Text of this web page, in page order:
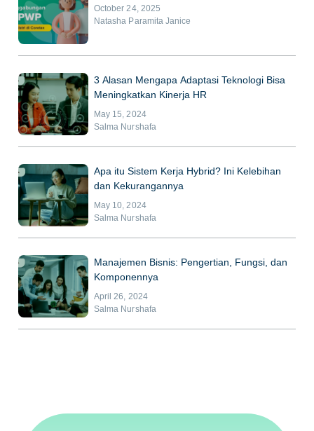
October 24, 2025
Natasha Paramita Janice
3 Alasan Mengapa Adaptasi Teknologi Bisa
Meningkatkan Kinerja HR
May 15, 2024
Salma Nurshafa
Apa itu Sistem Kerja Hybrid? Ini Kelebihan
dan Kekurangannya
May 10, 2024
Salma Nurshafa
Manajemen Bisnis: Pengertian, Fungsi, dan
Komponennya
April 26, 2024
Salma Nurshafa